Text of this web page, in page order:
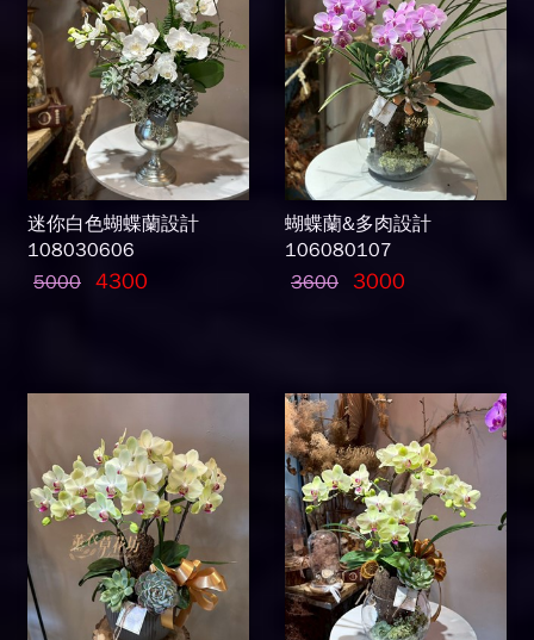
迷你白色蝴蝶蘭設計
108030606
5000 4300
蝴蝶蘭&多肉設計
106080107
3600 3000